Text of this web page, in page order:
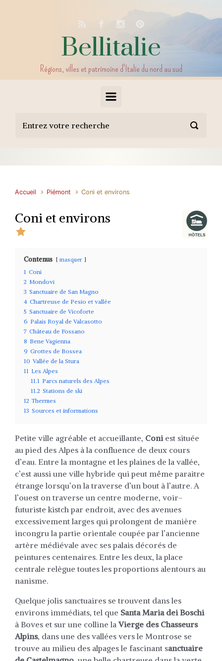
Bellitalie
Régions, villes et patrimoine d'Italie du nord au sud
Accueil Piémont Coni et environs
Coni et environs
Contenus masquer
1 Coni
2 Mondovi
3 Sanctuaire de San Magno
4 Chartreuse de Pesio et vallée
5 Sanctuaire de Vicoforte
6 Palais Royal de Valcasotto
7 Château de Fossano
8 Bene Vagienna
9 Grottes de Bossea
10 Vallée de la Stura
11 Les Alpes
11.1 Parcs naturels des Alpes
11.2 Stations de ski
12 Thermes
13 Sources et informations
Petite ville agréable et accueillante, Coni est située
au pied des Alpes à la confluence de deux cours
d’eau. Entre la montagne et les plaines de la vallée,
c’est aussi une ville hybride qui peut même paraitre
étrange lorsqu’on la traverse d’un bout à l’autre. A
l’ouest on traverse un centre moderne, voir-
futuriste kistch par endroit, avec des avenues
excessivement larges qui prolongent de manière
incongru la partie orientale coupée par l’ancienne
artère médiévale avec ses palais décorés de
peintures centenaires. Entre les deux, la place
centrale relègue toutes les proportions alentours au
nanisme.
Quelque jolis sanctuaires se trouvent dans les
environs immédiats, tel que Santa Maria dei Boschi
à Boves et sur une colline la Vierge des Chasseurs
Alpins, dans une des vallées vers le Montrose se
trouve au milieu des alpages le fascinant sanctuaire